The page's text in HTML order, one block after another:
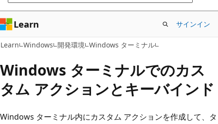
キ
ッ
プ
Learn サインイン
Learn Windows 開発環境 Windows ターミナル
Windows ターミナルでのカス
タム アクションとキーバインド
Windows ターミナル内にカスタム アクションを作成して、タ